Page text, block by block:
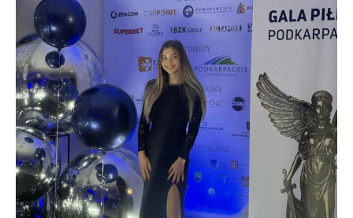
Nożnej
NIKE
w
Rzeszowie